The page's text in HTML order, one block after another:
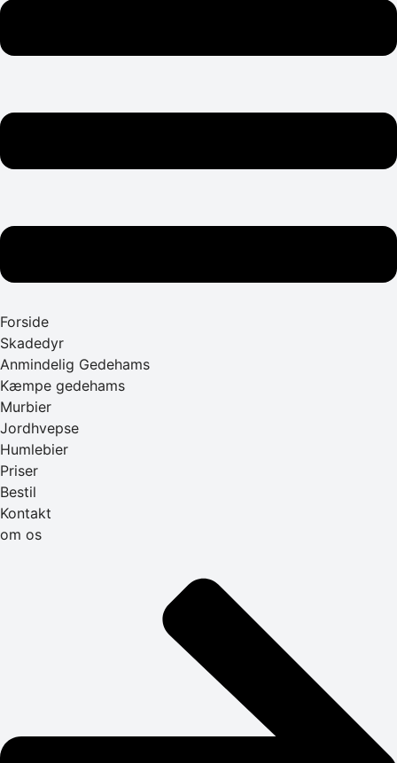
Forside
Skadedyr
Anmindelig Gedehams
Kæmpe gedehams
Murbier
Jordhvepse
Humlebier
Priser
Bestil
Kontakt
om os